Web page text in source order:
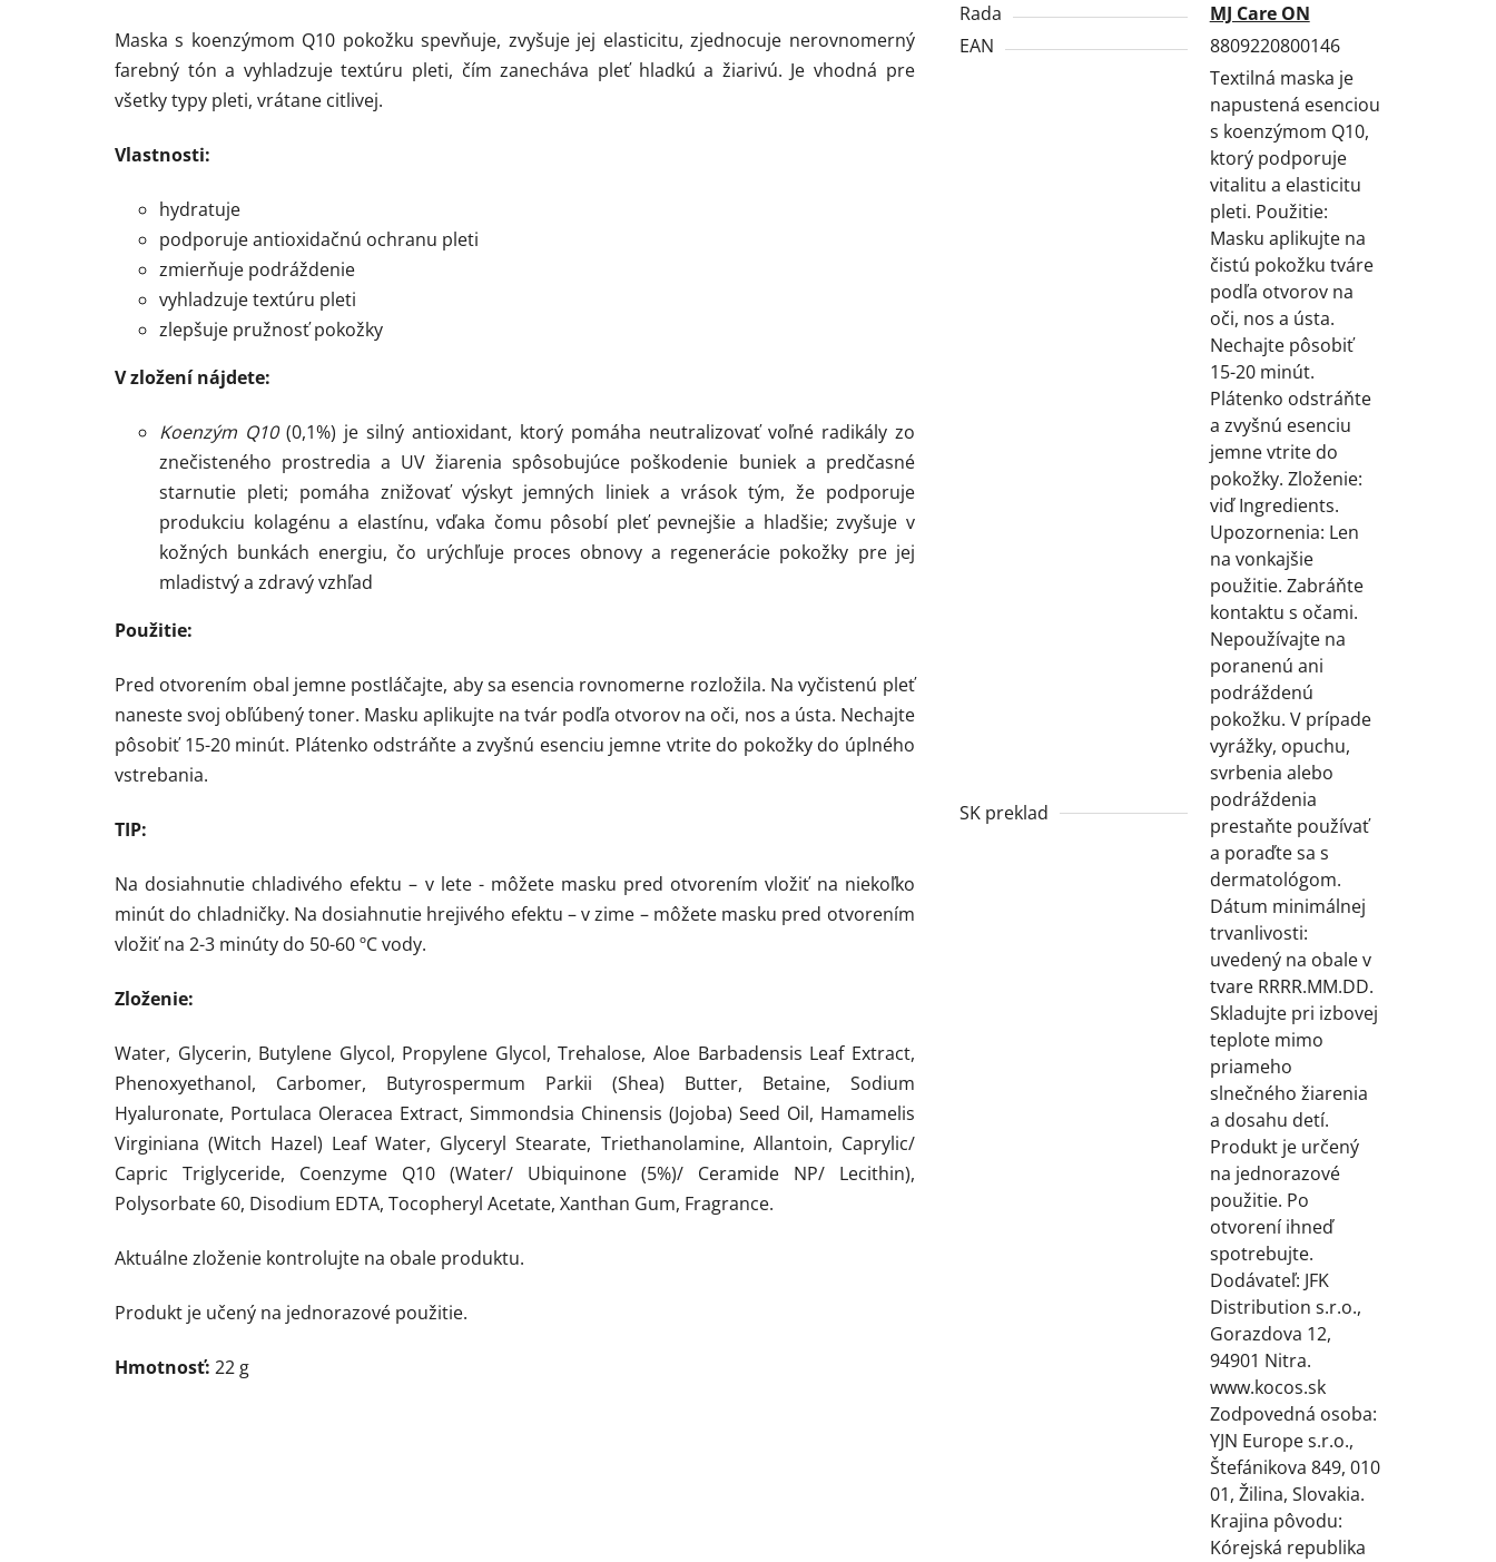
Maska s koenzýmom Q10 pokožku spevňuje, zvyšuje jej elasticitu, zjednocuje nerovnomerný
farebný tón a vyhladzuje textúru pleti, čím zanecháva pleť hladkú a žiarivú. Je vhodná pre
všetky typy pleti, vrátane citlivej.
Vlastnosti:
hydratuje
podporuje antioxidačnú ochranu pleti
zmierňuje podráždenie
vyhladzuje textúru pleti
zlepšuje pružnosť pokožky
V zložení nájdete:
Koenzým Q10(0,1%) je silný antioxidant, ktorý pomáha neutralizovať voľné radikály zo
znečisteného prostredia a UV žiarenia spôsobujúce poškodenie buniek a predčasné
starnutie pleti; pomáha znižovať výskyt jemných liniek a vrások tým, že podporuje
produkciu kolagénu a elastínu, vďaka čomu pôsobí pleť pevnejšie a hladšie; zvyšuje v
kožných bunkách energiu, čo urýchľuje proces obnovy a regenerácie pokožky pre jej
mladistvý a zdravý vzhľad
Použitie:
Pred otvorením obal jemne postláčajte, aby sa esencia rovnomerne rozložila. Na vyčistenú pleť
naneste svoj obľúbený toner. Masku aplikujte na tvár podľa otvorov na oči, nos a ústa. Nechajte
pôsobiť 15-20 minút. Plátenko odstráňte a zvyšnú esenciu jemne vtrite do pokožky do úplného
vstrebania.
TIP:
Na dosiahnutie chladivého efektu – v lete - môžete masku pred otvorením vložiť na niekoľko
minút do chladničky. Na dosiahnutie hrejivého efektu – v zime – môžete masku pred otvorením
vložiť na 2-3 minúty do 50-60 ºC vody.
Zloženie:
Water, Glycerin, Butylene Glycol, Propylene Glycol, Trehalose, Aloe Barbadensis Leaf Extract,
Phenoxyethanol, Carbomer, Butyrospermum Parkii (Shea) Butter, Betaine, Sodium
Hyaluronate, Portulaca Oleracea Extract, Simmondsia Chinensis (Jojoba) Seed Oil, Hamamelis
Virginiana (Witch Hazel) Leaf Water, Glyceryl Stearate, Triethanolamine, Allantoin, Caprylic/
Capric Triglyceride, Coenzyme Q10 (Water/ Ubiquinone (5%)/ Ceramide NP/ Lecithin),
Polysorbate 60, Disodium EDTA, Tocopheryl Acetate, Xanthan Gum, Fragrance.
Aktuálne zloženie kontrolujte na obale produktu.
Produkt je učený na jednorazové použitie.
Hmotnosť: 22 g
Rada
MJ Care ON
EAN
8809220800146
SK preklad
Textilná maska je
napustená esenciou
s koenzýmom Q10,
ktorý podporuje
vitalitu a elasticitu
pleti. Použitie:
Masku aplikujte na
čistú pokožku tváre
podľa otvorov na
oči, nos a ústa.
Nechajte pôsobiť
15-20 minút.
Plátenko odstráňte
a zvyšnú esenciu
jemne vtrite do
pokožky. Zloženie:
viď Ingredients.
Upozornenia: Len
na vonkajšie
použitie. Zabráňte
kontaktu s očami.
Nepoužívajte na
poranenú ani
podráždenú
pokožku. V prípade
vyrážky, opuchu,
svrbenia alebo
podráždenia
prestaňte používať
a poraďte sa s
dermatológom.
Dátum minimálnej
trvanlivosti:
uvedený na obale v
tvare RRRR.MM.DD.
Skladujte pri izbovej
teplote mimo
priameho
slnečného žiarenia
a dosahu detí.
Produkt je určený
na jednorazové
použitie. Po
otvorení ihneď
spotrebujte.
Dodávateľ: JFK
Distribution s.r.o.,
Gorazdova 12,
94901 Nitra.
www.kocos.sk
Zodpovedná osoba:
YJN Europe s.r.o.,
Štefánikova 849, 010
01, Žilina, Slovakia.
Krajina pôvodu:
Kórejská republika